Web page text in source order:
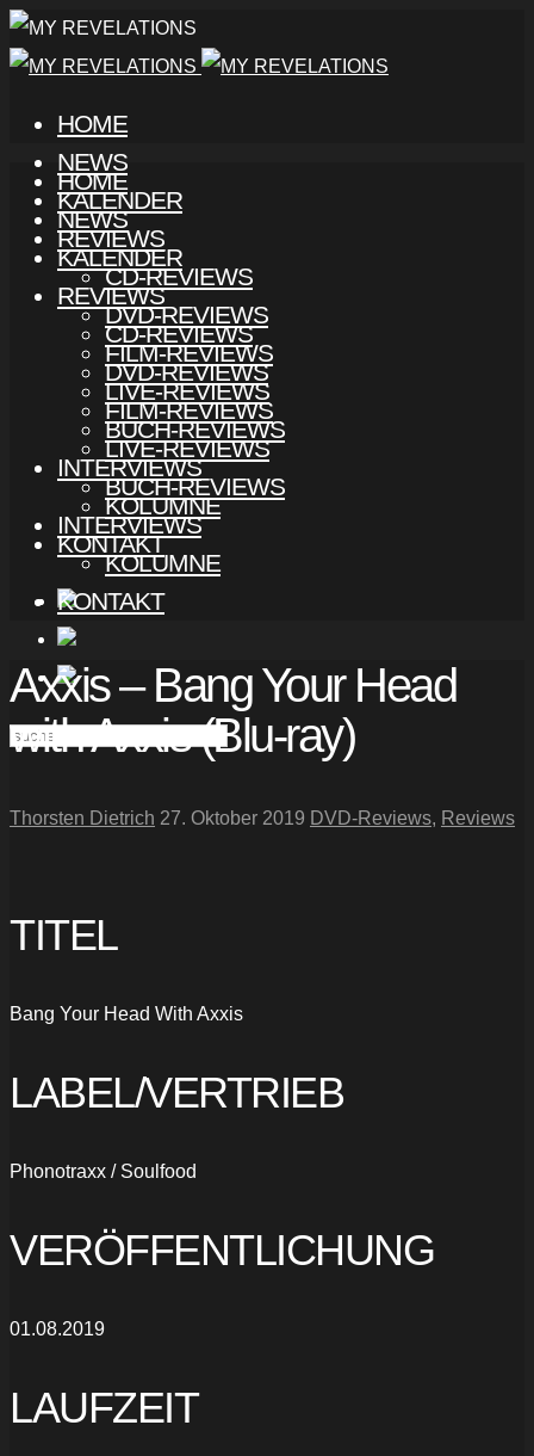
HOME
NEWS
KALENDER
REVIEWS
CD-REVIEWS
DVD-REVIEWS
FILM-REVIEWS
LIVE-REVIEWS
BUCH-REVIEWS
INTERVIEWS
KOLUMNE
KONTAKT
HOME
NEWS
KALENDER
REVIEWS
CD-REVIEWS
DVD-REVIEWS
FILM-REVIEWS
LIVE-REVIEWS
BUCH-REVIEWS
INTERVIEWS
KOLUMNE
KONTAKT
Axxis – Bang Your Head
with Axxis (Blu-ray)
Thorsten Dietrich 27. Oktober 2019 DVD-Reviews, Reviews
TITEL
Bang Your Head With Axxis
LABEL/VERTRIEB
Phonotraxx / Soulfood
VERÖFFENTLICHUNG
01.08.2019
LAUFZEIT